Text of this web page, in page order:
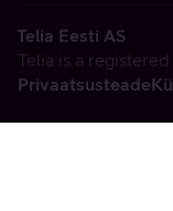
Telia Eesti AS
Telia is a
Privaatsusteade